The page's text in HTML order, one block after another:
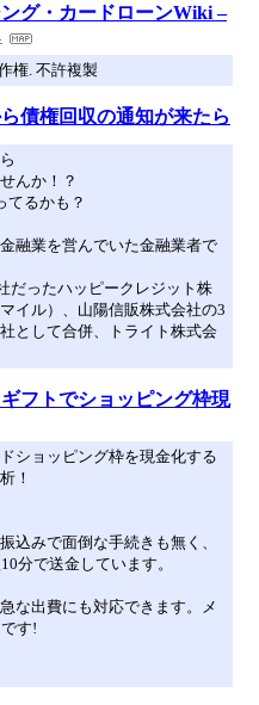
グ・カードローンWiki –
権. 不許複製
債権回収の通知が来たら
んか！？
てるかも？
融業を営んでいた金融業者で
だったハッピークレジット株
イル）、山陽信販株式会社の3
として合併、トライト株式会
フトでショッピング枠現
ショッピング枠を現金化する
！
込みで面倒な手続きも無く、
分で送金しています。
な出費にも対応できます。メ
す!